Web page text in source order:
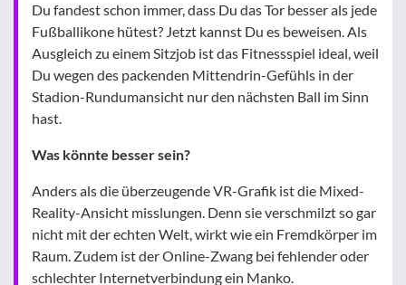
Du fandest schon immer, dass Du das Tor besser als jede
Fußballikone hütest? Jetzt kannst Du es beweisen. Als
Ausgleich zu einem Sitzjob ist das Fitnessspiel ideal, weil
Du wegen des packenden Mittendrin-Gefühls in der
Stadion-Rundumansicht nur den nächsten Ball im Sinn
hast.
Was könnte besser sein?
Anders als die überzeugende VR-Grafik ist die Mixed-
Reality-Ansicht misslungen. Denn sie verschmilzt so gar
nicht mit der echten Welt, wirkt wie ein Fremdkörper im
Raum. Zudem ist der Online-Zwang bei fehlender oder
schlechter Internetverbindung ein Manko.